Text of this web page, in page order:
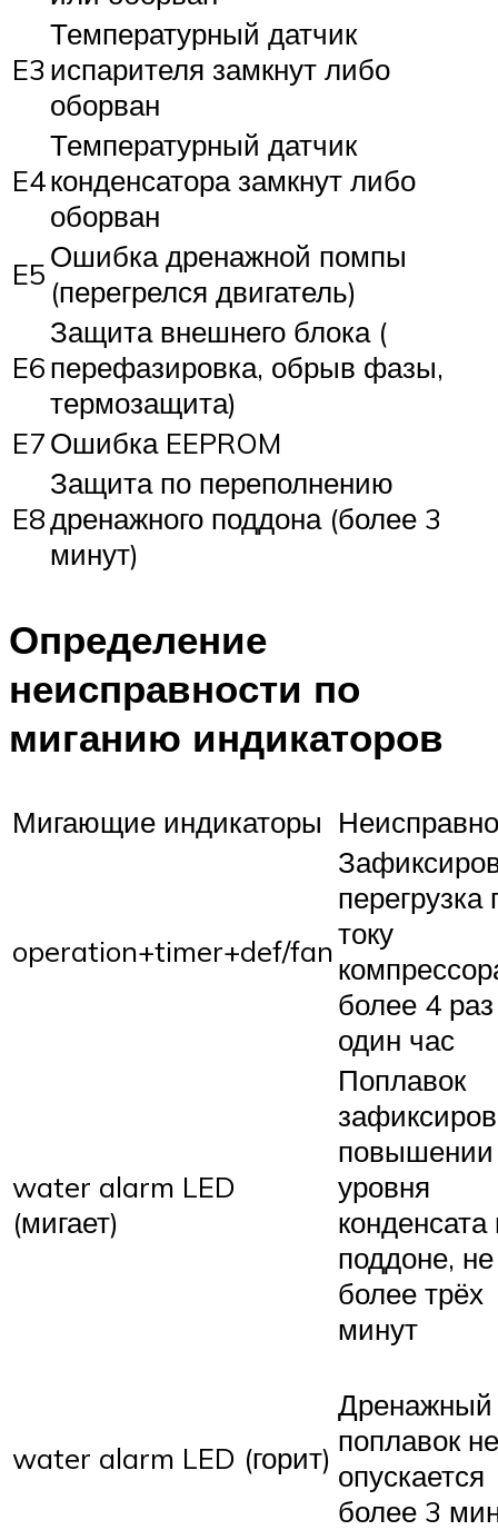
E3
Температурный датчик
испарителя замкнут либо
оборван
E4
Температурный датчик
конденсатора замкнут либо
оборван
E5Ошибка дренажной помпы
(перегрелся двигатель)
E6
Защита внешнего блока (
перефазировка, обрыв фазы,
термозащита)
E7Ошибка EEPROM
E8
Защита по переполнению
дренажного поддона (более 3
минут)
Определение
неисправности по
миганию индикаторов
Мигающие индикаторы
operation+timer+def/fan
перегрузка
току
более 4
один час
water alarm LED
(мигает)
Поплавок
повышении
уровня
конденсата
поддоне, не
более трёх
минут
water alarm LED (горит)
Дренажный
поплавок не
опускается
более 3